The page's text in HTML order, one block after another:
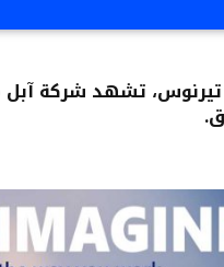
تشهد شركة آبل